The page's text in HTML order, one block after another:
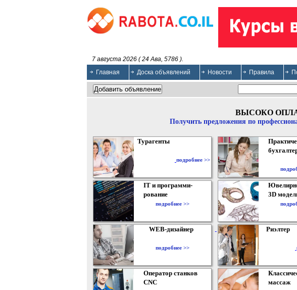
7 августа 2026 ( 24 Ава, 5786 ).
Главная
Доска объявлений Новости Правила
ВЫСОКО
Получить предложения по
Турагенты
подробнее >>
IT и программи-
рование
подробнее >>
3D
WEB-дизайнер
подробнее >>
Риэлтер
Оператор станков
CNC
массаж